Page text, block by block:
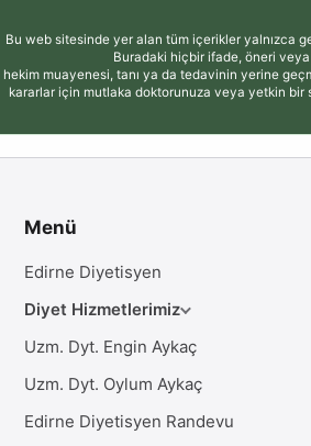
Bu web sitesinde yer alan tüm içerikler yalnızca
Buradaki hiçbir ifade, öneri
hekim muayenesi, tanı ya da tedavinin yerine
kararlar için mutlaka doktorunuza veya yetkin bir
Menü
Edirne Diyetisyen
Diyet Hizmetlerimiz
Uzm. Dyt. Engin Aykaç
Uzm. Dyt. Oylum Aykaç
Edirne Diyetisyen Randevu